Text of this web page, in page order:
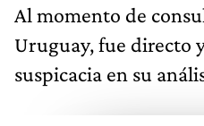
Al momento de
Uruguay, fue directo
suspicacia en su